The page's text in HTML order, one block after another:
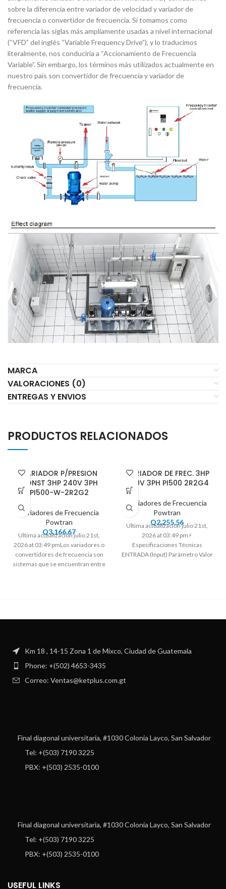
sobre la diferencia entre variador de velocidad y variador de
frecuencia o convertidor de frecuencia. Si tomamos como
referencia las siglas más ampliamente usadas a nivel internacional
(“VFD” del inglés “Variable Frequency Drive”), y lo traducimos
literalmente, nos conduciría a “Accionamiento de Frecuencia
Variable”. Sin embargo, los términos más utilizados actualmente en
nuestro país son convertidor de frecuencia y variador de
frecuencia.
MARCA
VALORACIONES (0)
ENTREGAS Y ENVIOS
PRODUCTOS RELACIONADOS
VARIADOR P/PRESION
CONST 3HP 240V 3PH
PI500-W-2R2G2
Variadores de Frecuencia
Powtran
Q3,166.67
Ultima actualización julio 21st,
2026 at 03:49 pmLos variadores o
convertidores de frecuencia son
sistemas que se encuentran entre
VARIADOR DE FREC. 3HP
480V 3PH PI500 2R2G4
Variadores de Frecuencia
Powtran
Q2,255.56
Ultima actualización julio 21st,
2026 at 03:49 pm⚡
Especificaciones Técnicas
ENTRADA (Input) Parámetro Valor
Km 18 , 14-15 Zona 1 de Mixco, Ciudad de Guatemala
Phone: +(502) 4653-3435
Correo: Ventas@ketplus.com.gt
Final diagonal universitaria, #1030 Colonia Layco, San Salvador
Tel: +(503) 7190 3225
PBX: +(503) 2535-0100
Final diagonal universitaria, #1030 Colonia Layco, San Salvador
Tel: +(503) 7190 3225
PBX: +(503) 2535-0100
USEFUL LINKS